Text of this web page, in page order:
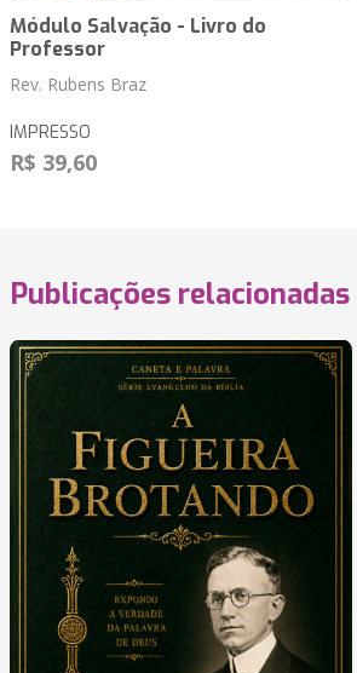
Módulo Salvação - Livro do
Professor
Rev. Rubens Braz
IMPRESSO
R$ 39,60
Publicações relacionadas